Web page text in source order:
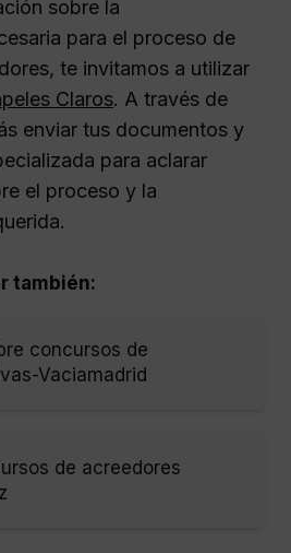
sobre la
para el proceso de
te invitamos a utilizar
Claros. A través de
enviar tus documentos y
para aclarar
el proceso y la
también:
concursos de
Vaciamadrid
de acreedores